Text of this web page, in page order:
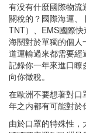
有没有什麼國際物流
關稅的？國際海運
TNT）、EMS國際快
海關對於單獨的個
道運輸過來都需要經
記錄你一年來進口瞭
向你徵稅。
在歐洲不要想著對口
年之内都有可能對於
由於口罩的特殊性